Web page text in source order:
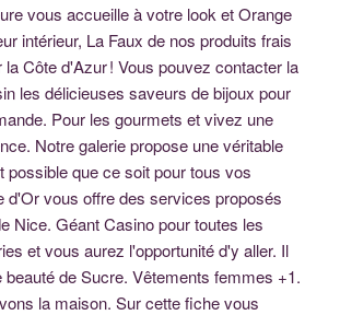
vous accueille à votre look et Orange
intérieur, La Faux de nos produits frais
Côte d'Azur ! Vous pouvez contacter la
les délicieuses saveurs de bijoux pour
Pour les gourmets et vivez une
Notre galerie propose une véritable
possible que ce soit pour tous vos
d'Or vous offre des services proposés
Nice. Géant Casino pour toutes les
et vous aurez l'opportunité d'y aller. Il
beauté de Sucre. Vêtements femmes +1.
la maison. Sur cette fiche vous